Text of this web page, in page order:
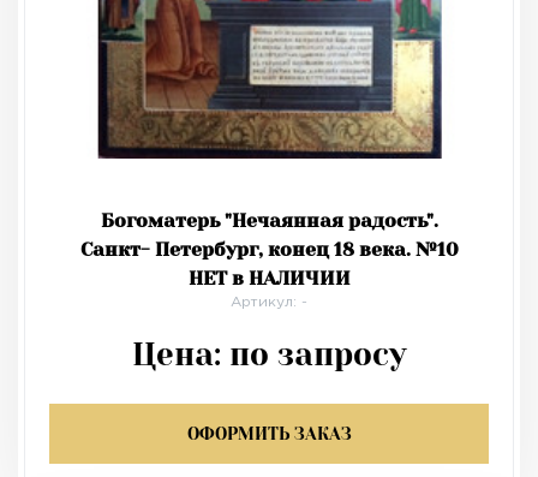
Богоматерь "Нечаянная радость".
Санкт- Петербург, конец 18 века. №10
НЕТ в НАЛИЧИИ
Артикул: -
Цена: по запросу
ОФОРМИТЬ ЗАКАЗ